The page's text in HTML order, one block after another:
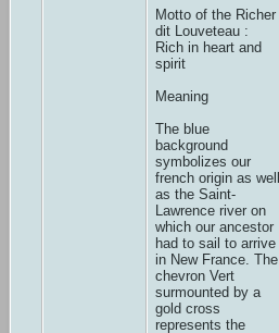
Motto of the Richer
dit Louveteau :
Rich in heart and
spirit
Meaning
The blue
background
symbolizes our
french origin as well
as the Saint-
Lawrence river on
which our ancestor
had to sail to arrive
in New France. The
chevron Vert
surmounted by a
gold cross
represents the